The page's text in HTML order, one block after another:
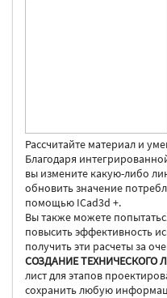
Рассчитайте материал и
Благодаря
вы измените какую-либо
обновить значение
помощью ICad3d +.
Вы также можете
повысить эффективность
получить эти расчеты за
СОЗДАНИЕ ТЕХНИЧЕСКОГО
лист для этапов
сохранить любую